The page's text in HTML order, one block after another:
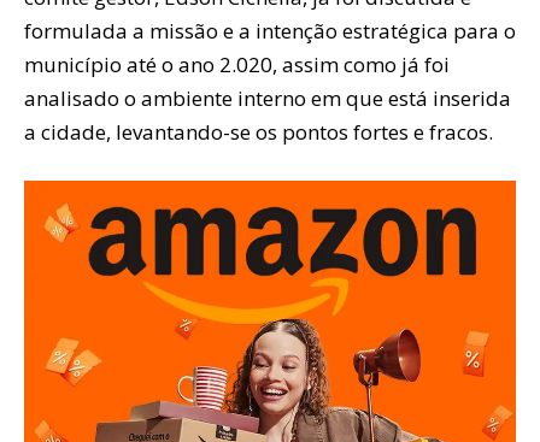
formulada a missão e a intenção estratégica para o
município até o ano 2.020, assim como já foi
analisado o ambiente interno em que está inserida
a cidade, levantando-se os pontos fortes e fracos.